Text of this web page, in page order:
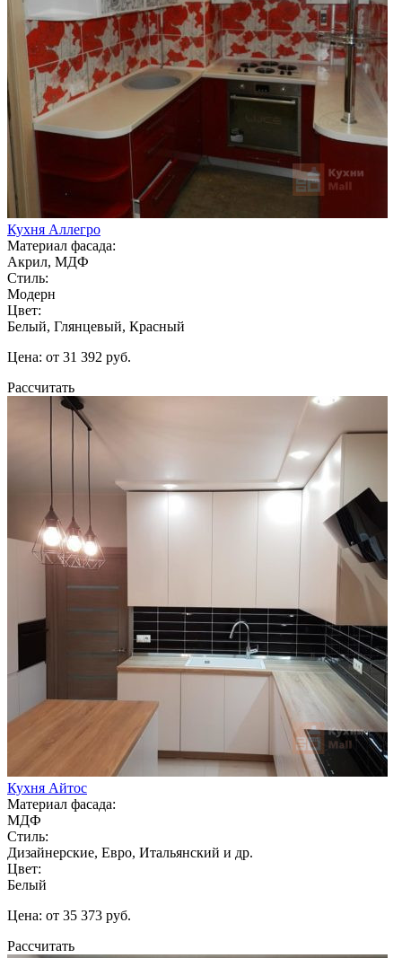
Кухня Аллегро
Материал фасада:
Акрил, МДФ
Стиль:
Модерн
Цвет:
Белый, Глянцевый, Красный
Цена: от 31 392 руб.
Рассчитать
Кухня Айтос
Материал фасада:
МДФ
Стиль:
Дизайнерские, Евро, Итальянский и др.
Цвет:
Белый
Цена: от 35 373 руб.
Рассчитать